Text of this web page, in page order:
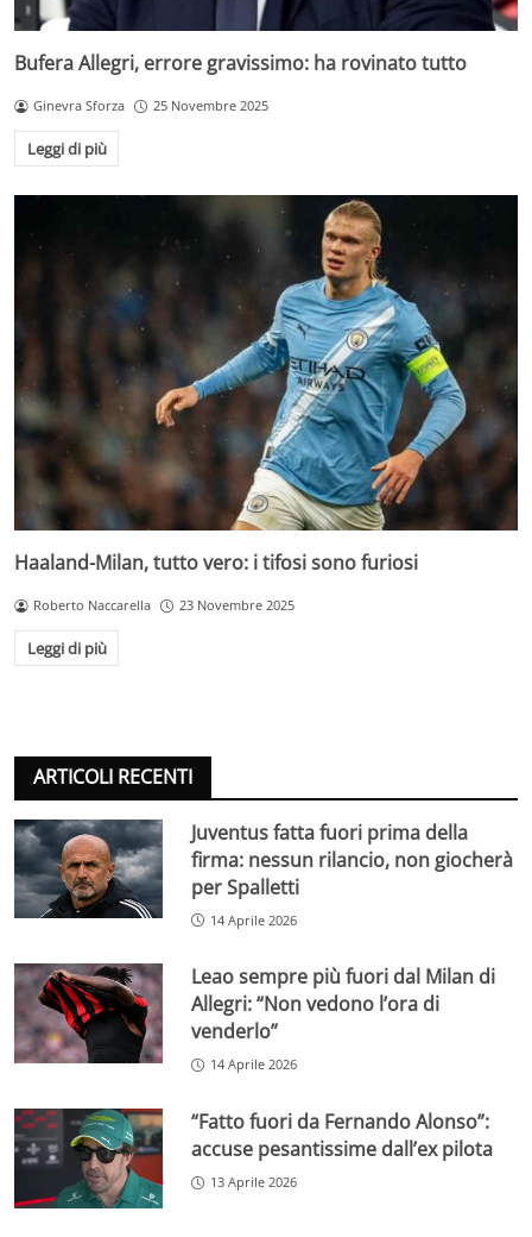
Bufera Allegri, errore gravissimo: ha rovinato tutto
Ginevra Sforza 25 Novembre 2025
Leggi di più
Haaland-Milan, tutto vero: i tifosi sono furiosi
Roberto Naccarella 23 Novembre 2025
Leggi di più
ARTICOLI RECENTI
Juventus fatta fuori prima della
firma: nessun rilancio, non giocherà
per Spalletti
14 Aprile 2026
Leao sempre più fuori dal Milan di
Allegri: “Non vedono l’ora di
venderlo”
14 Aprile 2026
“Fatto fuori da Fernando Alonso”:
accuse pesantissime dall’ex pilota
13 Aprile 2026